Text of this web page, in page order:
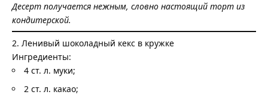
Десерт получается нежным, словно настоящий торт из
кондитерской.
2. Ленивый шоколадный кекс в кружке
Ингредиенты:
4 ст. л. муки;
2 ст. л. какао;